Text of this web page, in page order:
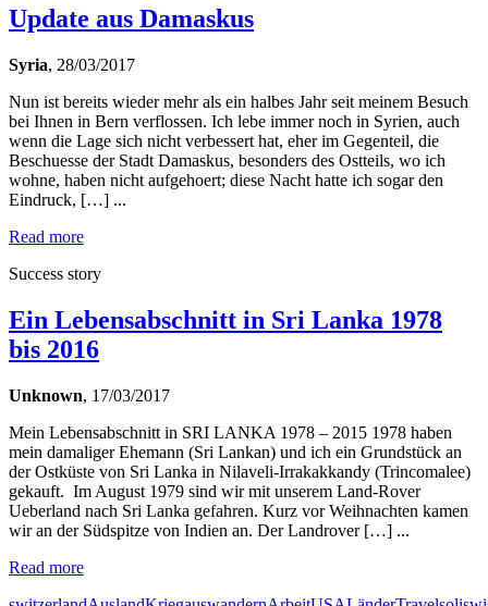
Update aus Damaskus
Syria, 28/03/2017
Nun ist bereits wieder mehr als ein halbes Jahr seit meinem Besuch
bei Ihnen in Bern verflossen. Ich lebe immer noch in Syrien, auch
wenn die Lage sich nicht verbessert hat, eher im Gegenteil, die
Beschuesse der Stadt Damaskus, besonders des Ostteils, wo ich
wohne, haben nicht aufgehoert; diese Nacht hatte ich sogar den
Eindruck, […] ...
Read more
Success story
Ein Lebensabschnitt in Sri Lanka 1978
bis 2016
Unknown, 17/03/2017
Mein Lebensabschnitt in SRI LANKA 1978 – 2015 1978 haben
mein damaliger Ehemann (Sri Lankan) und ich ein Grundstück an
der Ostküste von Sri Lanka in Nilaveli-Irrakakkandy (Trincomalee)
gekauft. Im August 1979 sind wir mit unserem Land-Rover
Ueberland nach Sri Lanka gefahren. Kurz vor Weihnachten kamen
wir an der Südspitze von Indien an. Der Landrover […] ...
Read more